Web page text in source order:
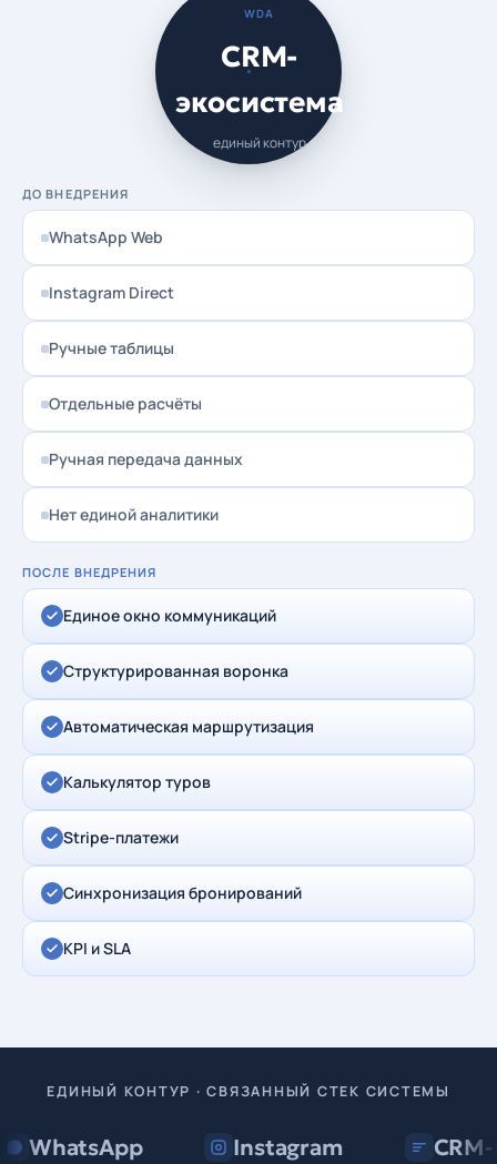
ДО ВНЕДРЕНИЯ
WhatsApp Web
Instagram Direct
Ручные таблицы
Отдельные расчёты
Ручная передача данных
Нет единой аналитики
WDA
CRM-
экосистема
единый контур
ПОСЛЕ ВНЕДРЕНИЯ
Единое окно коммуникаций
Структурированная воронка
Автоматическая маршрутизация
Калькулятор туров
Stripe-платежи
Синхронизация бронирований
KPI и SLA
ЕДИНЫЙ КОНТУР · СВЯЗАННЫЙ СТЕК СИСТЕМЫ
WhatsApp Instagram